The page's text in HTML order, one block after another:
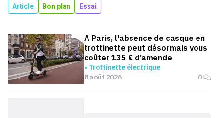
Article Bon plan Essai
A Paris, l'absence de casque en
trottinette peut désormais vous
coûter 135 € d’amende
Trottinette électrique
8 août 2026
0